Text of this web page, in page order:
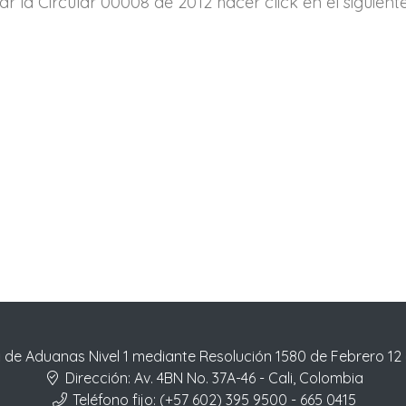
Aduanas Nivel 1 mediante Resolución 1580 de Febrero
Dirección: Av. 4BN No. 37A-46 - Cali, Colombia
Teléfono fijo: (+57 602) 395 9500 - 665 0415